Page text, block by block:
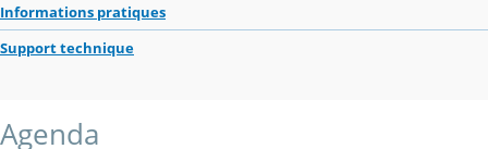
Informations pratiques
Support technique
Agenda